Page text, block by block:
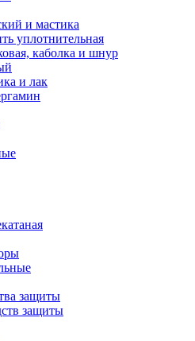
и мастика
уплотнительная
каболка и шнур
и лак
защиты
защиты